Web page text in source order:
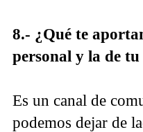
8.- ¿Qué te
personal y la de tu
Es un canal de
podemos dejar de